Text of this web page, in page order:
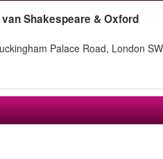
Shakespeare & Oxford
Palace Road, London